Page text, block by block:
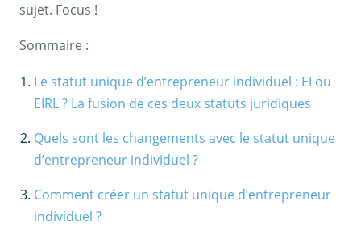
sujet. Focus !
Sommaire :
Le statut unique d’entrepreneur individuel : EI ou
EIRL ? La fusion de ces deux statuts juridiques
Quels sont les changements avec le statut unique
d’entrepreneur individuel ?
Comment créer un statut unique d’entrepreneur
individuel ?